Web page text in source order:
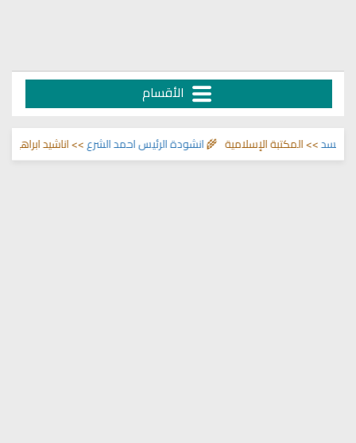
الأقسام
انشودة الرئيس احمد الشرع>> اناشيد ابراهيم الاحمد 🌾 الإسلامية 🌾